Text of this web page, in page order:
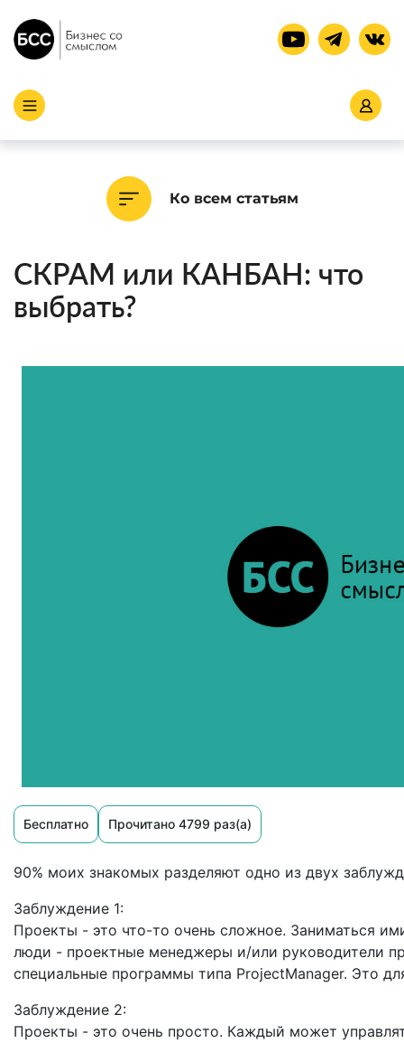
Ко всем статьям
СКРАМ или КАНБАН: что
выбрать?
Бесплатно Прочитано 4799 раз(а)
90% моих знакомых разделяют одно из двух
Заблуждение 1:
Проекты - это что-то очень сложное. Заниматься
люди - проектные менеджеры и/или руководители
специальные программы типа ProjectManager. Это
Заблуждение 2:
Проекты - это очень просто. Каждый может